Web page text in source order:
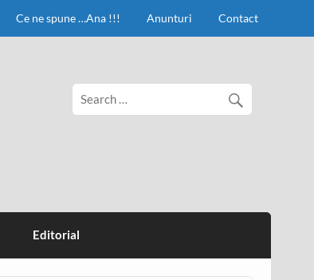
Ce ne spune …Ana !!! Anunturi Contact
Editorial